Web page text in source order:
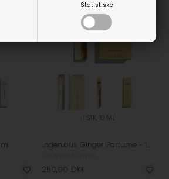
Statistiske
1 STK, 10 ML
Ingenious Ginger Parfume - 10 ml
250,00 DKK